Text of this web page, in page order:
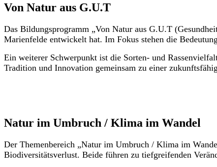
Von Natur aus G.U.T
Das Bildungsprogramm „Von Natur aus G.U.T
Marienfelde entwickelt hat. Im Fokus stehen die
Ein weiterer Schwerpunkt ist die Sorten- und
Tradition und Innovation gemeinsam zu einer
Natur im Umbruch / Klima im Wandel
Der Themenbereich „Natur im Umbruch / Klima im
Biodiversitätsverlust. Beide führen zu tiefgreifenden